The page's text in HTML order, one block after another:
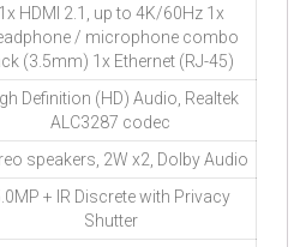
1x HDMI 2.1, up to 4K/60Hz 1x
/ microphone combo
(3.5mm) 1x Ethernet (RJ-45)
Definition (HD) Audio, Realtek
ALC3287 codec
speakers, 2W x2, Dolby Audio
+ IR Discrete with Privacy
Shutter